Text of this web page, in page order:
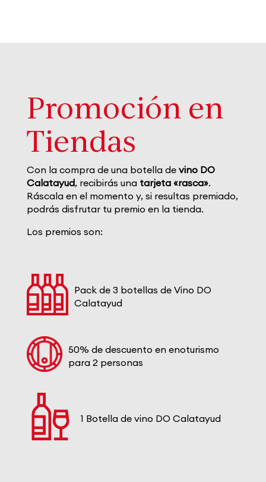
Promoción en
Tiendas
Con la compra de una botella de vino DO
Calatayud, recibirás una tarjeta «rasca».
Ráscala en el momento y, si resultas premiado,
podrás disfrutar tu premio en la tienda.
Los premios son:
Pack de 3 botellas de Vino DO
Calatayud
50% de descuento en enoturismo
para 2 personas
1 Botella de vino DO Calatayud